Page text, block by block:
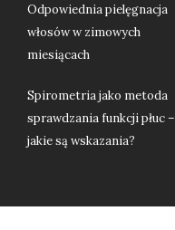
Odpowiednia pielęgnacja
włosów w zimowych
miesiącach
Spirometria jako metoda
sprawdzania funkcji płuc –
jakie są wskazania?